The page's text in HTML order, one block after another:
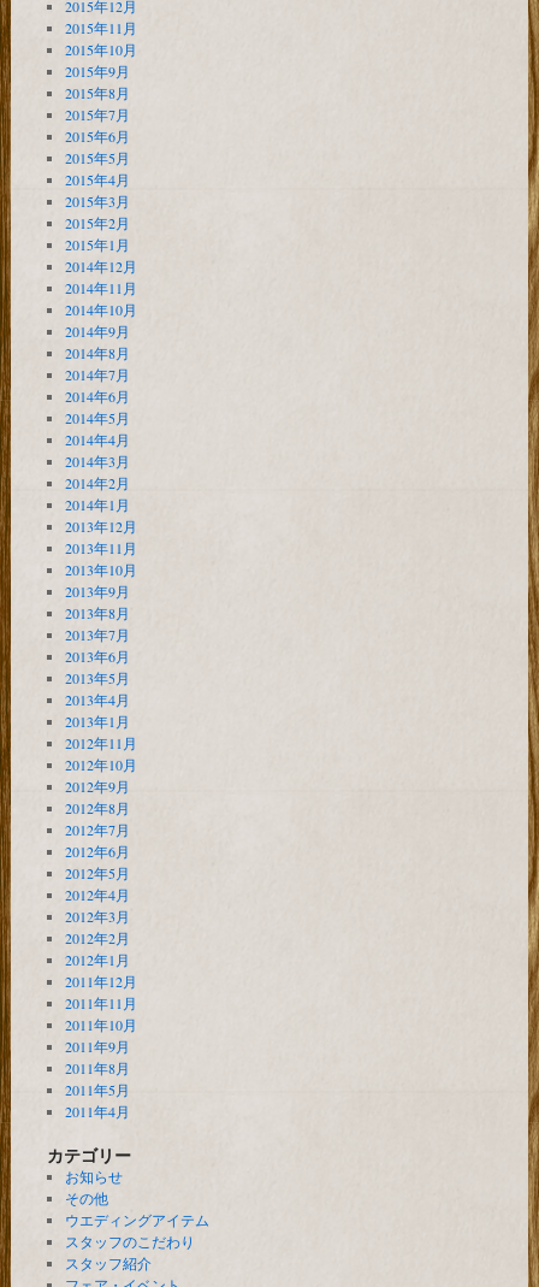
2015年12月
2015年11月
2015年10月
2015年9月
2015年8月
2015年7月
2015年6月
2015年5月
2015年4月
2015年3月
2015年2月
2015年1月
2014年12月
2014年11月
2014年10月
2014年9月
2014年8月
2014年7月
2014年6月
2014年5月
2014年4月
2014年3月
2014年2月
2014年1月
2013年12月
2013年11月
2013年10月
2013年9月
2013年8月
2013年7月
2013年6月
2013年5月
2013年4月
2013年1月
2012年11月
2012年10月
2012年9月
2012年8月
2012年7月
2012年6月
2012年5月
2012年4月
2012年3月
2012年2月
2012年1月
2011年12月
2011年11月
2011年10月
2011年9月
2011年8月
2011年5月
2011年4月
カテゴリー
お知らせ
その他
ウエディングアイテム
スタッフのこだわり
スタッフ紹介